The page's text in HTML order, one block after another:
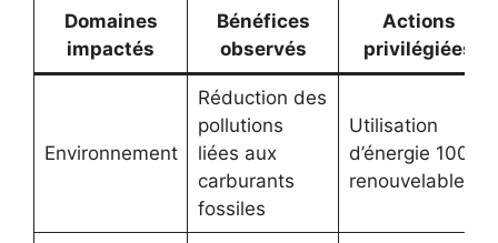
Domaines
impactés
Bénéfices
observés
Actions
privilégiées
Environnement
Réduction des
pollutions
liées aux
carburants
fossiles
Utilisation
d’énergie 100%
renouvelable